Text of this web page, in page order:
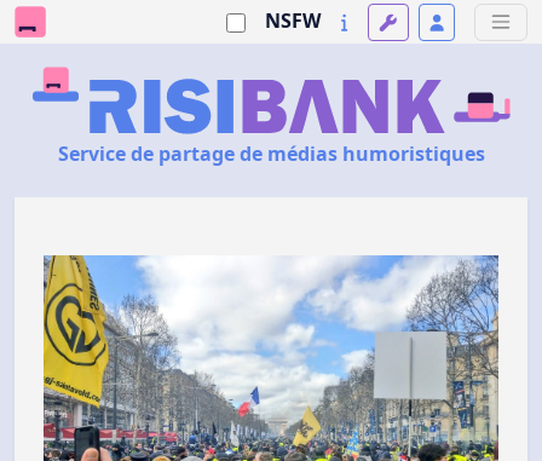
NSFW
Service de partage de médias humoristiques